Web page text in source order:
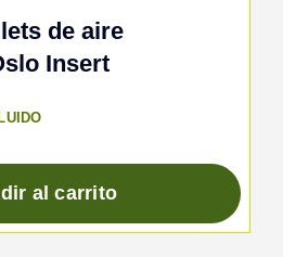
de aire
Insert
al carrito